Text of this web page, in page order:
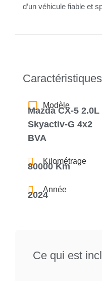
d’un véhicule fiable et
Caractéristiques
Modèle
Mazda CX-5 2.0L
Skyactiv-G 4x2
BVA
Kilométrage
80000 Km
Année
2024
Ce qui est